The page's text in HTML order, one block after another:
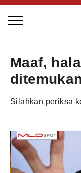
LOCAL
INSPIRING
INSPIRING
TRENDING
Maaf,
Silahkan periksa